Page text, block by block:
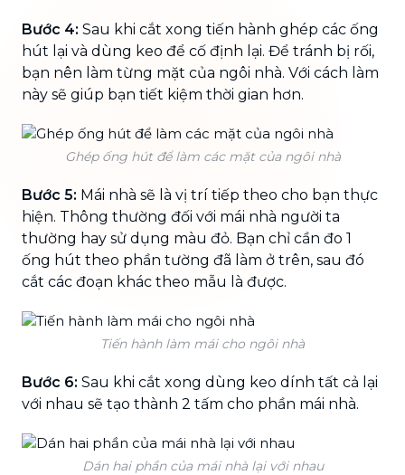
Bước 4: Sau khi cắt xong tiến hành ghép các ống
hút lại và dùng keo để cố định lại. Để tránh bị rối,
bạn nên làm từng mặt của ngôi nhà. Với cách làm
này sẽ giúp bạn tiết kiệm thời gian hơn.
Ghép ống hút để làm các mặt của ngôi nhà
Bước 5: Mái nhà sẽ là vị trí tiếp theo cho bạn thực
hiện. Thông thường đối với mái nhà người ta
thường hay sử dụng màu đỏ. Bạn chỉ cần đo 1
ống hút theo phần tường đã làm ở trên, sau đó
cắt các đoạn khác theo mẫu là được.
Tiến hành làm mái cho ngôi nhà
Bước 6: Sau khi cắt xong dùng keo dính tất cả lại
với nhau sẽ tạo thành 2 tấm cho phần mái nhà.
Dán hai phần của mái nhà lại với nhau